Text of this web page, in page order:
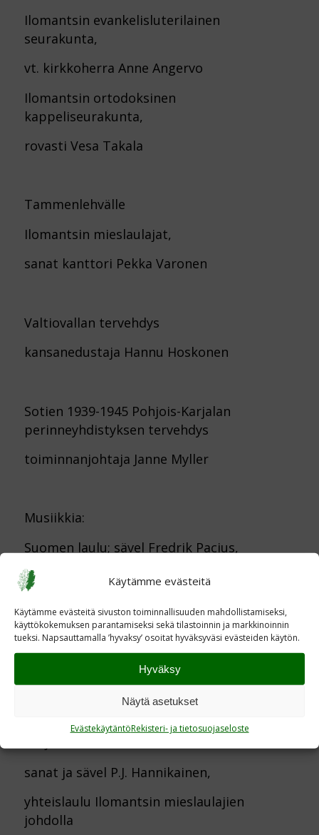
Käytämme evästeitä
Käytämme evästeitä sivuston toiminnallisuuden mahdollistamiseksi,
käyttökokemuksen parantamiseksi sekä tilastoinnin ja markkinoinnin
tueksi. Napsauttamalla ’hyvaksy’ osoitat hyväksyväsi evästeiden käytön.
Hyväksy
Näytä asetukset
EvästekäytäntöRekisteri- ja tietosuojaseloste
Ilomantsin evankelisluterilainen
seurakunta,
vt. kirkkoherra Anne Angervo
Ilomantsin ortodoksinen
kappeliseurakunta,
rovasti Vesa Takala
Tammenlehvälle
Ilomantsin mieslaulajat,
sanat kanttori Pekka Varonen
Valtiovallan tervehdys
kansanedustaja Hannu Hoskonen
Sotien 1939-1945 Pohjois-Karjalan
perinneyhdistyksen tervehdys
toiminnanjohtaja Janne Myller
Musiikkia:
Suomen laulu; sävel Fredrik Pacius,
sanat Emil von Qvanten, suomennus Taavi
Hahl
Kiitossanat
kunnanjohtaja Marjut Ahokas
sanat ja sävel P.J. Hannikainen,
yhteislaulu Ilomantsin mieslaulajien
johdolla